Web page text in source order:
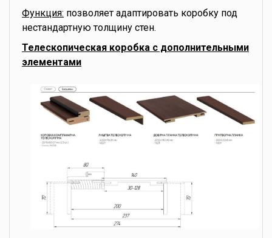
Функция: позволяет адаптировать коробку под
нестандартную толщину стен.
Телескопическая коробка с дополнительными
элементами